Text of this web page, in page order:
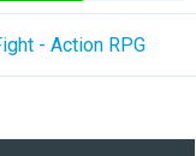
- Action RPG